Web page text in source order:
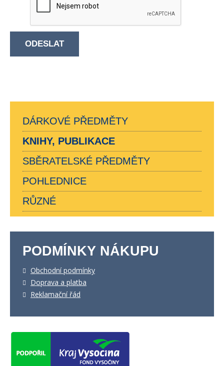
ODESLAT
DÁRKOVÉ PŘEDMĚTY
KNIHY, PUBLIKACE
SBĚRATELSKÉ PŘEDMĚTY
POHLEDNICE
RŮZNÉ
PODMÍNKY NÁKUPU
Obchodní podmínky
Doprava a platba
Reklamační řád